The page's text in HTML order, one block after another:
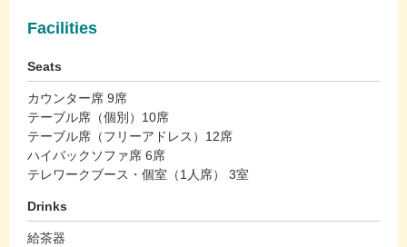
Facilities
Seats
カウンター席 9席
テーブル席（個別）10席
テーブル席（フリーアドレス）12席
ハイバックソファ席 6席
テレワークブース・個室（1人席） 3室
Drinks
給茶器